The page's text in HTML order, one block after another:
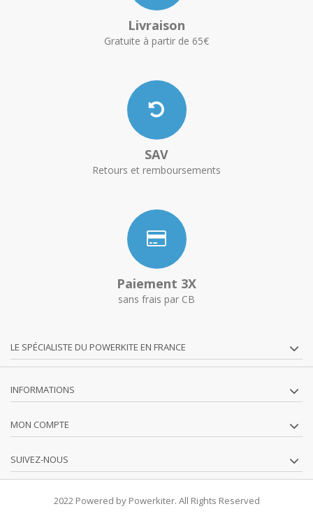
Livraison
Gratuite à partir de 65€
SAV
Retours et remboursements
Paiement 3X
sans frais par CB
LE SPÉCIALISTE DU POWERKITE EN FRANCE
INFORMATIONS
MON COMPTE
SUIVEZ-NOUS
2022 Powered by Powerkiter. All Rights Reserved